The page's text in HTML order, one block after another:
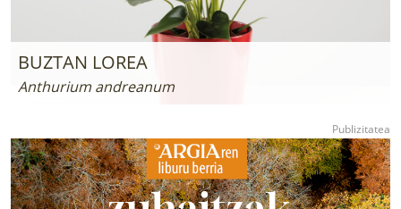
BUZTAN LOREA
Anthurium andreanum